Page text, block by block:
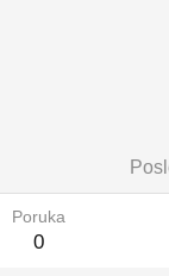
Poruka
0